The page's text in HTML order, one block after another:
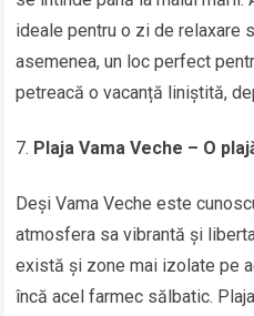
ideale pentru o zi de relaxare
asemenea, un loc perfect
petreacă o vacanță liniștită,
Plaja Vama Veche – O
Deși Vama Veche este
atmosfera sa vibrantă și
există și zone mai izolate pe
încă acel farmec sălbatic.